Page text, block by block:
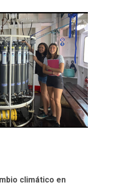
climático en